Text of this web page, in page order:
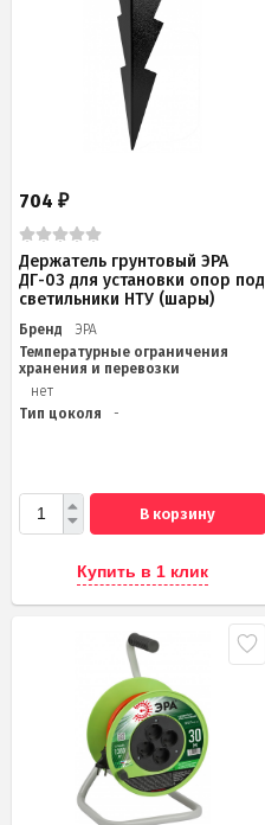
704 ₽
Держатель грунтовый ЭРА
ДГ-03 для установки опор под
светильники НТУ (шары)
Бренд
ЭРА
Температурные ограничения
хранения и перевозки
нет
Тип цоколя
-
В корзину
Купить в 1 клик